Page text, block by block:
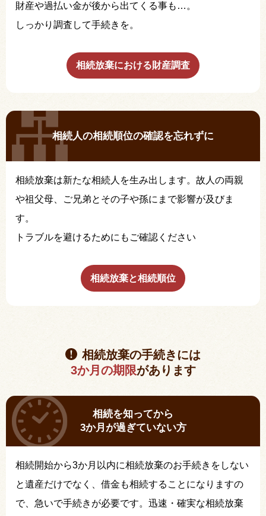
財産や過払い金が後から出てくる事も…。
しっかり調査して手続きを。
相続放棄における財産調査
相続人の相続順位の確認を忘れずに
相続放棄は新たな相続人を生み出します。故人の両親
や祖父母、ご兄弟とその子や孫にまで影響が及びま
す。
トラブルを避けるためにもご確認ください
相続放棄と相続順位
相続放棄の手続きには
3か月の期限があります
相続を知ってから
3か月が過ぎていない方
相続開始から3か月以内に相続放棄のお手続きをしない
と遺産だけでなく、借金も相続することになりますの
で、急いで手続きが必要です。迅速・確実な相続放棄